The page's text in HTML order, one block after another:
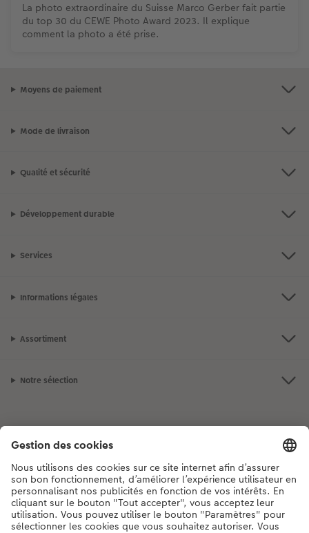
La photo extraordinaire du Suisse Marco Gerber fait partie
du top 30 du CEWE Photo Award 2023. Il explique
comment la photo a été prise.
Moyens de paiement
Mode de livraison
Qualité et sécurité
Développement durable
Services
Informations légales
Assortiment
Notre sélection
Si vous avez des questions concernant nos produits ou votre commande,
n'hésitez pas à nous contacter du lundi au dimanche, de 9h00 à 20h00
(hors jours fériés), au numéro de téléphone044 499 00 12• 7j/7 • de 9h à
20h